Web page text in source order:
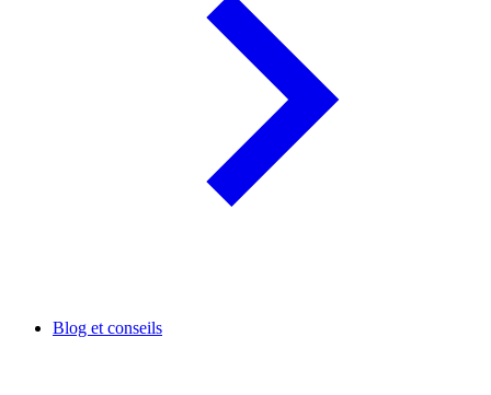
Blog et conseils